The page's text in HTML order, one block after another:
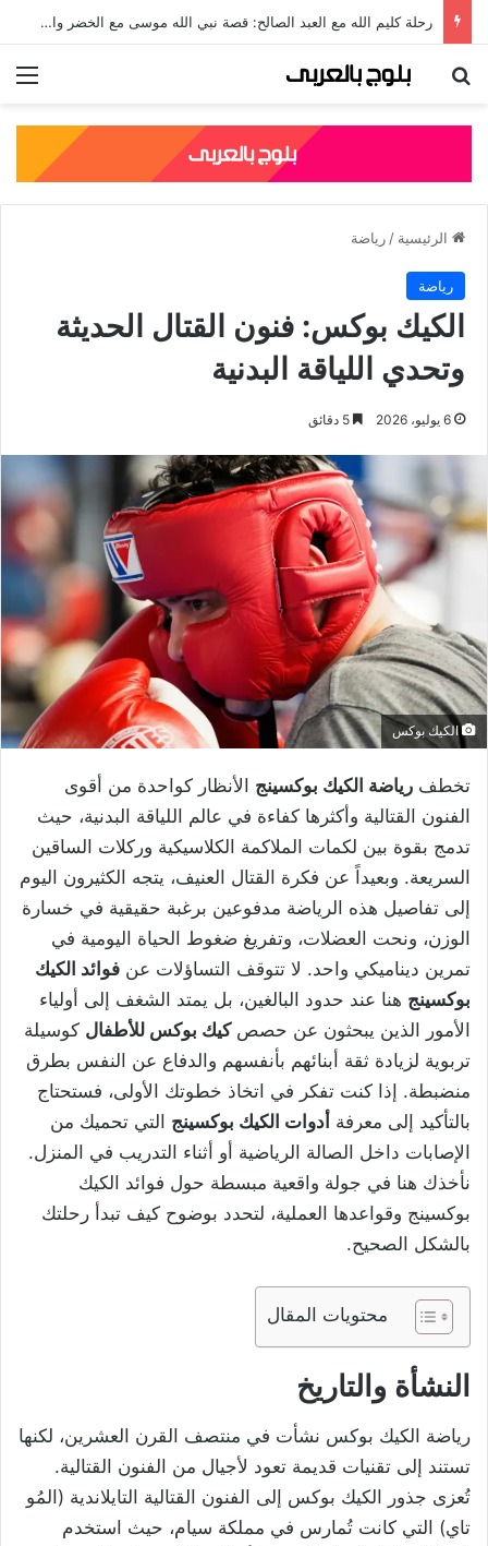
رحلة كليم الله مع العبد الصالح: قصة نبي الله موسى مع الخضر والدروس المستفادة منها
بحث عن
الرئيسية / رياضة
رياضة
الكيك بوكس: فنون القتال الحديثة
وتحدي اللياقة البدنية
6 يوليو، 2026
الكيك بوكس
تخطف رياضة الكيك بوكسينج الأنظار كواحدة من أقوى
الفنون القتالية وأكثرها كفاءة في عالم اللياقة البدنية، حيث
تدمج بقوة بين لكمات الملاكمة الكلاسيكية وركلات الساقين
السريعة. وبعيداً عن فكرة القتال العنيف، يتجه الكثيرون اليوم
إلى تفاصيل هذه الرياضة مدفوعين برغبة حقيقية في خسارة
الوزن، ونحت العضلات، وتفريغ ضغوط الحياة اليومية في
تمرين ديناميكي واحد. لا تتوقف التساؤلات عن فوائد الكيك
بوكسينج هنا عند حدود البالغين، بل يمتد الشغف إلى أولياء
الأمور الذين يبحثون عن حصصكيك بوكس للأطفال كوسيلة
تربوية لزيادة ثقة أبنائهم بأنفسهم والدفاع عن النفس بطرق
منضبطة. إذا كنت تفكر في اتخاذ خطوتك الأولى، فستحتاج
بالتأكيد إلى معرفة أدوات الكيك بوكسينج التي تحميك من
الإصابات داخل الصالة الرياضية أو أثناء التدريب في المنزل.
نأخذك هنا في جولة واقعية مبسطة حول فوائد الكيك
بوكسينج وقواعدها العملية، لتحدد بوضوح كيف تبدأ رحلتك
بالشكل الصحيح.
محتويات المقال
النشأة والتاريخ
رياضة الكيك بوكس نشأت في منتصف القرن العشرين، لكنها
تستند إلى تقنيات قديمة تعود لأجيال من الفنون القتالية.
تُعزى جذور الكيك بوكس إلى الفنون القتالية التايلاندية (المُو
تاي) التي كانت تُمارس في مملكة سيام، حيث استخدم